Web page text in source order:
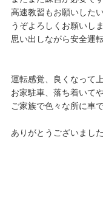
高速教習もお願いした
うぞよろしくお願いし
思い出しながら安全運
運転感覚、良くなって
お家駐車、落ち着いて
ご家族で色々な所に車
ありがとうございました